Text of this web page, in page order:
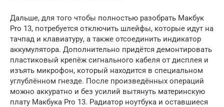
Дальше, для того чтобы полностью разобрать Макбук
Pro 13, потребуется отключить шлейфы, которые идут на
тачпад и клавиатуру, а также отсоединить индикатор
аккумулятора. Дополнительно придётся демонтировать
пластиковый крепёж сигнального кабеля от дисплея и
изъять микрофон, который находится в специальном
углублённом гнезде. После произведённых операций
можно аккуратно и без усилий вытянуть материнскую
плату Макбука Pro 13. Радиатор ноутбука и оставшиеся